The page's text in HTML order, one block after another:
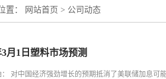
置： 网站首页 > 公司动态
3月1日塑料市场预测
： 对中国经济强劲增长的预期抵消了美联储加息可